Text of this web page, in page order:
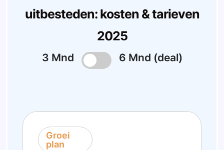
uitbesteden: kosten & tarieven
2025
3 Mnd 6 Mnd (deal)
Groei
plan